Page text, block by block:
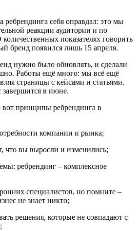
ребрендинга себя оправдал: это мы
реакции аудитории и по
показателях говорить
бренд появился лишь 15 апреля.
нужно было обновлять, и сделали
Работы ещё много: мы всё ещё
страницы с кейсами и статьями.
завершится в июне.
вот принципы ребрендинга в
компании и рынка;
что вы выросли и изменились;
ребрендинг – комплексное
специалистов, но помните –
не знает никто;
решения, которые не совпадают с